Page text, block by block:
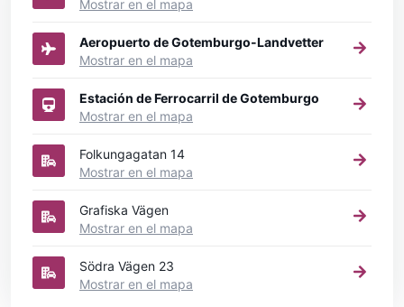
Mostrar en el mapa
Aeropuerto de Gotemburgo-Landvetter
Mostrar en el mapa
Estación de Ferrocarril de Gotemburgo
Mostrar en el mapa
Folkungagatan 14
Mostrar en el mapa
Grafiska Vägen
Mostrar en el mapa
Södra Vägen 23
Mostrar en el mapa